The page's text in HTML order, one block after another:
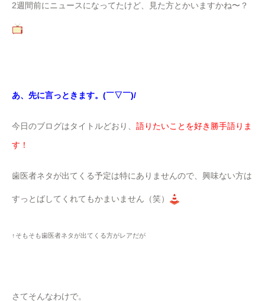
2週間前にニュースになってたけど、見た方とかいますかね〜？
あ、先に言っときます。(￣▽￣)/
今日のブログはタイトルどおり、 語りたいことを好き勝手語りま
す！
歯医者ネタが出てくる予定は特にありませんので、興味ない方は
すっとばしてくれてもかまいません（笑）
↑そもそも歯医者ネタが出てくる方がレアだが
さてそんなわけで。